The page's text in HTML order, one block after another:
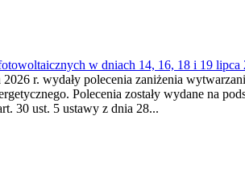
w dniach 14, 16, 18 i 19 lipca
r. wydały polecenia zaniżenia
Polecenia zostały wydane na
30 ust. 5 ustawy z dnia 28...